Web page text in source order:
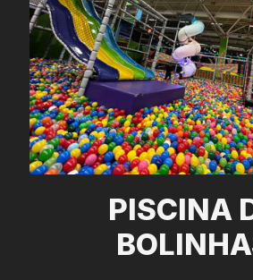
PISCINA